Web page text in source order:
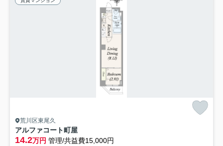
荒川区東尾久
アルファコート町屋
14.2万円 管理/共益費15,000円